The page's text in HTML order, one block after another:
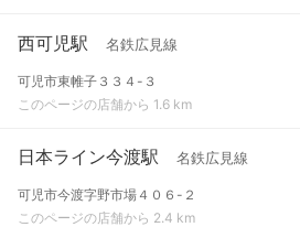
西可児駅 名鉄広見線
可児市東帷子３３４-３
このページの店舗から 1.6 km
日本ライン今渡駅 名鉄広見線
可児市今渡字野市場４０６-２
このページの店舗から 2.4 km